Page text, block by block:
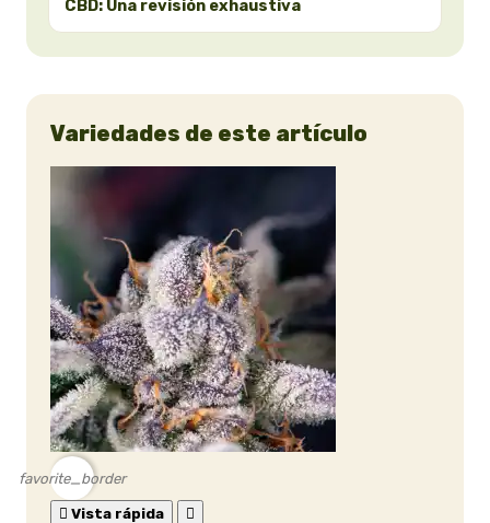
CBD: Una revisión exhaustiva
Variedades de este artículo
favorite_border
 Vista rápida 